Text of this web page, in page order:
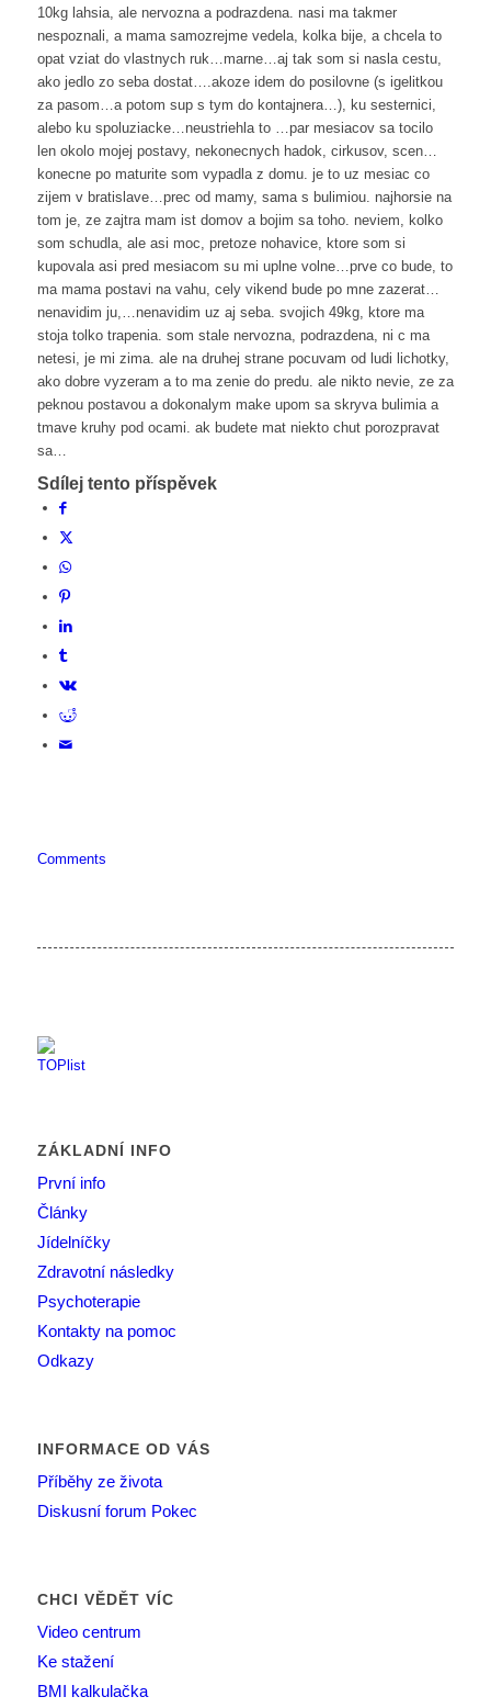
10kg lahsia, ale nervozna a podrazdena. nasi ma takmer
nespoznali, a mama samozrejme vedela, kolka bije, a chcela to
opat vziat do vlastnych ruk…marne…aj tak som si nasla cestu,
ako jedlo zo seba dostat….akoze idem do posilovne (s igelitkou
za pasom…a potom sup s tym do kontajnera…), ku sesternici,
alebo ku spoluziacke…neustriehla to …par mesiacov sa tocilo
len okolo mojej postavy, nekonecnych hadok, cirkusov, scen…
konecne po maturite som vypadla z domu. je to uz mesiac co
zijem v bratislave…prec od mamy, sama s bulimiou. najhorsie na
tom je, ze zajtra mam ist domov a bojim sa toho. neviem, kolko
som schudla, ale asi moc, pretoze nohavice, ktore som si
kupovala asi pred mesiacom su mi uplne volne…prve co bude, to
ma mama postavi na vahu, cely vikend bude po mne zazerat…
nenavidim ju,…nenavidim uz aj seba. svojich 49kg, ktore ma
stoja tolko trapenia. som stale nervozna, podrazdena, ni c ma
netesi, je mi zima. ale na druhej strane pocuvam od ludi lichotky,
ako dobre vyzeram a to ma zenie do predu. ale nikto nevie, ze za
peknou postavou a dokonalym make upom sa skryva bulimia a
tmave kruhy pod ocami. ak budete mat niekto chut porozpravat
sa…
Sdílej tento příspěvek
Comments
ZÁKLADNÍ INFO
První info
Články
Jídelníčky
Zdravotní následky
Psychoterapie
Kontakty na pomoc
Odkazy
INFORMACE OD VÁS
Příběhy ze života
Diskusní forum Pokec
CHCI VĚDĚT VÍC
Video centrum
Ke stažení
BMI kalkulačka